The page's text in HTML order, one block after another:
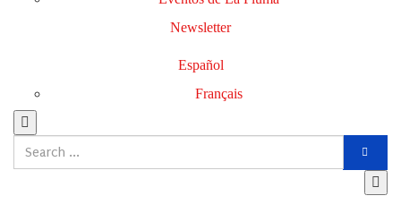
Newsletter
Español
Français